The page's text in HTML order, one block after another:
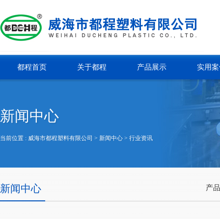
都程首页 关于都程 产品展示 实用
新闻中心
当前位置 : 威海市都程塑料有限公司 > 新闻中心 > 行业资讯
新闻中心 产